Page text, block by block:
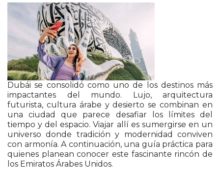
Dubái se consolidó como uno de los destinos más
impactantes del mundo. Lujo, arquitectura
futurista, cultura árabe y desierto se combinan en
una ciudad que parece desafiar los límites del
tiempo y del espacio. Viajar allí es sumergirse en un
universo donde tradición y modernidad conviven
con armonía. A continuación, una guía práctica para
quienes planean conocer este fascinante rincón de
los Emiratos Árabes Unidos.